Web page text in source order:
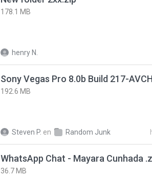
178.1 MB
henry N.
192.6 MB
Steven P. en Random Junk
WhatsApp Chat - Mayara Cunhada
36.7 MB